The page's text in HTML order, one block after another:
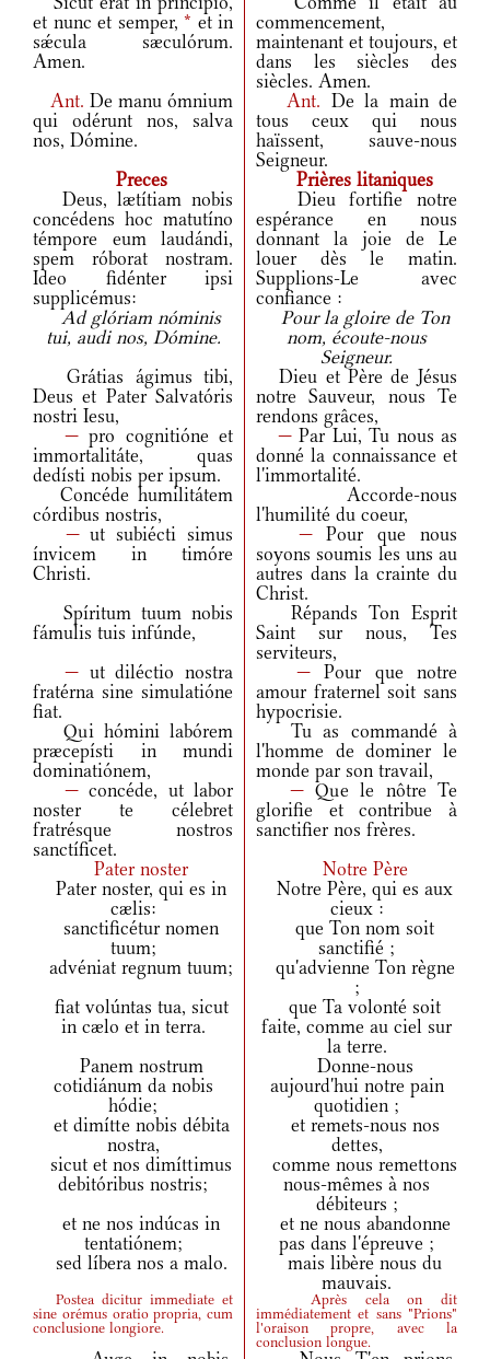
et nunc et semper, * et in
sǽcula sæculórum.
Amen.
commencement,
maintenant et toujours, et
dans les siècles des
siècles. Amen.
Ant. De manu ómnium
qui odérunt nos, salva
nos, Dómine.
Ant. De la main de
tous ceux qui nous
haïssent, sauve-nous
Seigneur.
Preces
Prières litaniques
Deus, lætítiam nobis
concédens hoc matutíno
témpore eum laudándi,
spem róborat nostram.
Ideo fidénter ipsi
supplicémus:
Dieu fortifie notre
espérance en nous
donnant la joie de Le
louer dès le matin.
Supplions-Le avec
confiance :
Ad glóriam nóminis
tui, audi nos, Dómine.
Pour la gloire de Ton
nom, écoute-nous
Seigneur.
Grátias ágimus tibi,
Deus et Pater Salvatóris
nostri Iesu,
Dieu et Père de Jésus
notre Sauveur, nous Te
rendons grâces,
—pro cognitióne et
immortalitáte, quas
dedísti nobis per ipsum.
—Par Lui, Tu nous as
donné la connaissance et
l'immortalité.
Concéde humilitátem
córdibus nostris,
Accorde-nous
l'humilité du coeur,
—ut subiécti simus
ínvicem in timóre
Christi.
—Pour que nous
soyons soumis les uns au
autres dans la crainte du
Christ.
Spíritum tuum nobis
fámulis tuis infúnde,
Répands Ton Esprit
Saint sur nous, Tes
serviteurs,
— ut diléctio nostra
fratérna sine simulatióne
fiat.
— Pour que notre
amour fraternel soit sans
hypocrisie.
Qui hómini labórem
præcepísti in mundi
dominatiónem,
Tu as commandé à
l'homme de dominer le
monde par son travail,
—concéde, ut labor
noster te célebret
fratrésque nostros
sanctíficet.
—Que le nôtre Te
glorifie et contribue à
sanctifier nos frères.
Pater noster
Notre Père
Pater noster, qui es in
cælis:
Notre Père, qui es aux
cieux :
sanctificétur nomen
tuum;
que Ton nom soit
sanctifié ;
advéniat regnum tuum;
qu'advienne Ton règne
;
fiat volúntas tua, sicut
in cælo et in terra.
que Ta volonté soit
faite, comme au ciel sur
la terre.
Panem nostrum
cotidiánum da nobis
hódie;
Donne-nous
aujourd'hui notre pain
quotidien ;
et dimítte nobis débita
nostra,
et remets-nous nos
dettes,
sicut et nos dimíttimus
debitóribus nostris;
comme nous remettons
nous-mêmes à nos
débiteurs ;
et ne nos indúcas in
tentatiónem;
et ne nous abandonne
pas dans l'épreuve ;
sed líbera nos a malo.
mais libère nous du
mauvais.
Postea dicitur immediate et
sine orémus oratio propria, cum
conclusione longiore.
Après cela on dit
immédiatement et sans "Prions"
l'oraison propre, avec la
conclusion longue.